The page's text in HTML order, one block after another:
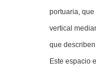
portuaria, que
vertical
que
Este espacio